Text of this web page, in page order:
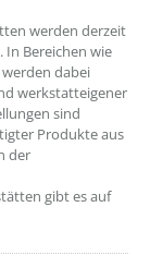
werden derzeit
Bereichen wie
dabei
werkstatteigener
sind
Produkte aus
der
gibt es auf